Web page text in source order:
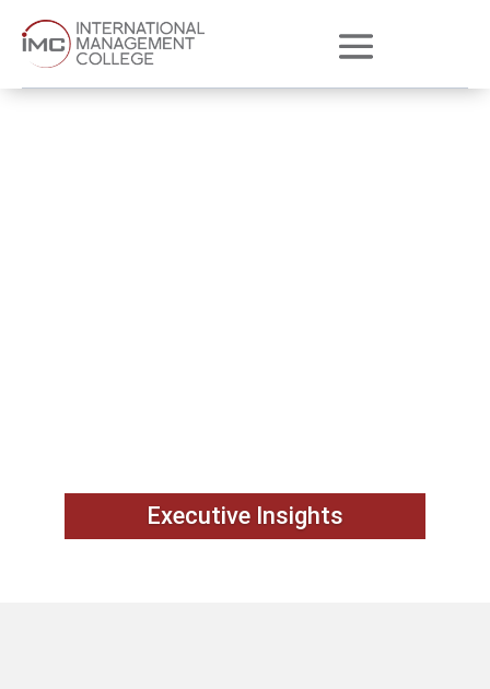
Executive Insights